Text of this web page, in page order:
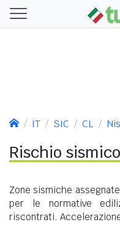
IT SIC CL
Rischio
Zone sismiche
per le normative
riscontrati.